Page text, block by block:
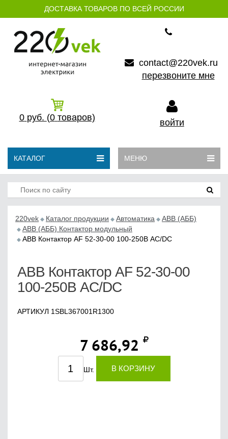
ДОСТАВКА ТОВАРОВ ПО ВСЕЙ РОССИИ
contact@220vek.ru
перезвоните мне
0 руб. (0 товаров) войти
КАТАЛОГ МЕНЮ
220vek Каталог продукции Автоматика
АВB (АББ)
ABB (АББ) Контактор модульный
ABB Контактор АF 52-30-00 100-250В AC/DC
ABB Контактор АF 52-30-00
100-250В AC/DC
АРТИКУЛ 1SBL367001R1300
7 686,92
Шт. В КОРЗИНУ